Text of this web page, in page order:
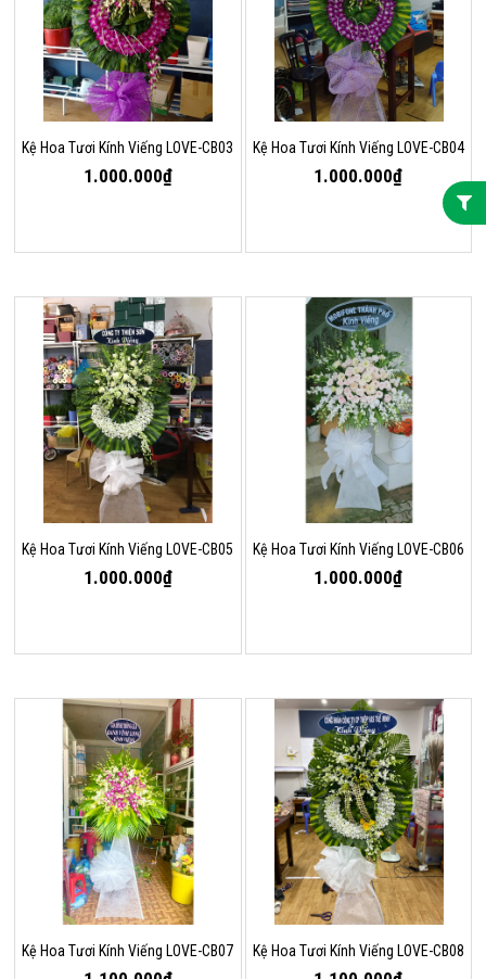
Kệ Hoa Tươi Kính Viếng LOVE-CB03
1.000.000₫
Kệ Hoa Tươi Kính Viếng LOVE-CB04
1.000.000₫
Kệ Hoa Tươi Kính Viếng LOVE-CB05
1.000.000₫
Kệ Hoa Tươi Kính Viếng LOVE-CB06
1.000.000₫
Kệ Hoa Tươi Kính Viếng LOVE-CB07 Kệ Hoa Tươi Kính Viếng LOVE-CB08